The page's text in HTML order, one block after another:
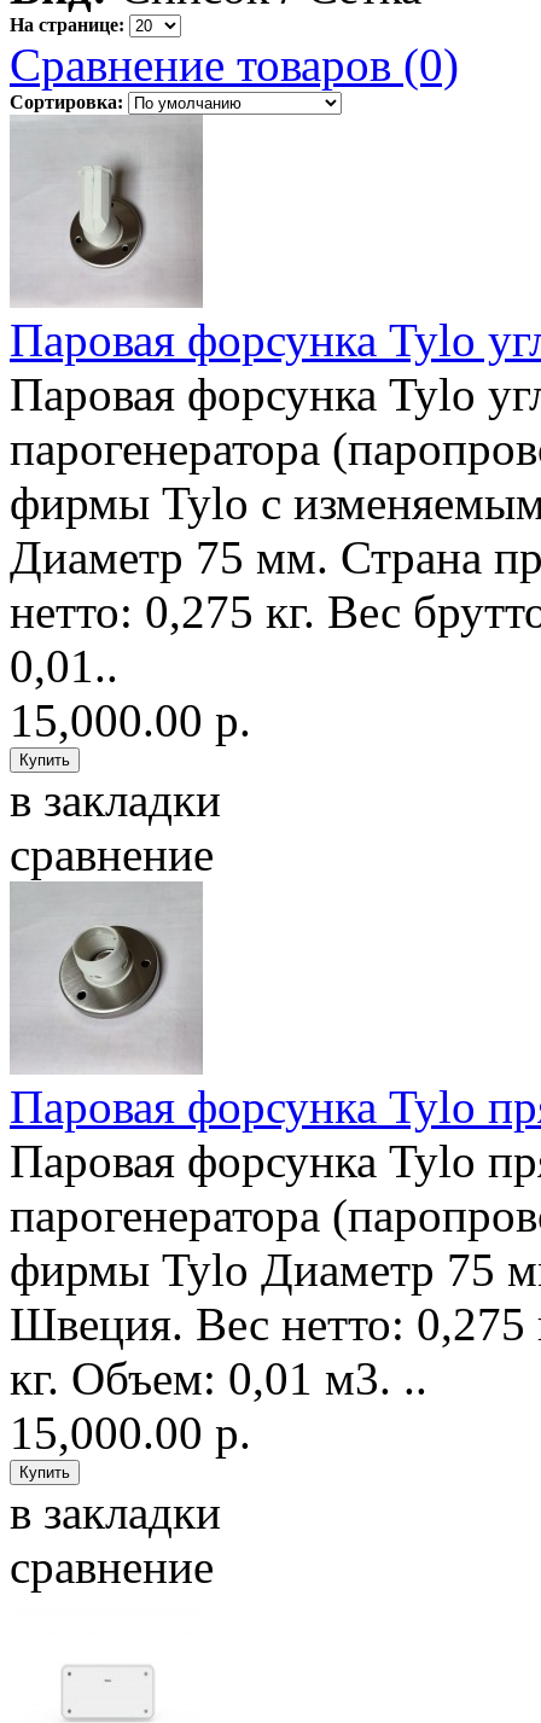
На странице:
Сравнение товаров (0)
Сортировка:
Паровая форсунка Tylo
Паровая форсунка Tylo
парогенератора
фирмы Tylo с
Диаметр 75 мм. Страна
нетто: 0,275 кг. Вес
0,01..
15,000.00 р.
в закладки
сравнение
Паровая форсунка Tylo
Паровая форсунка Tylo
парогенератора
фирмы Tylo Диаметр 75
Швеция. Вес нетто: 0,275
кг. Объем: 0,01 м3. ..
15,000.00 р.
в закладки
сравнение